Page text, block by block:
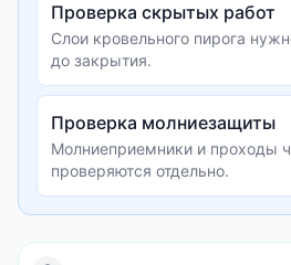
Проверка скрытых работ
Слои кровельного пирога
до закрытия.
Проверка молниезащиты
Молниеприемники и проходы
проверяются отдельно.